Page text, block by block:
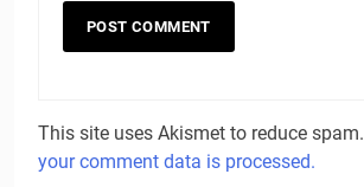
This site uses Akismet to reduce spam.
your comment data is processed.